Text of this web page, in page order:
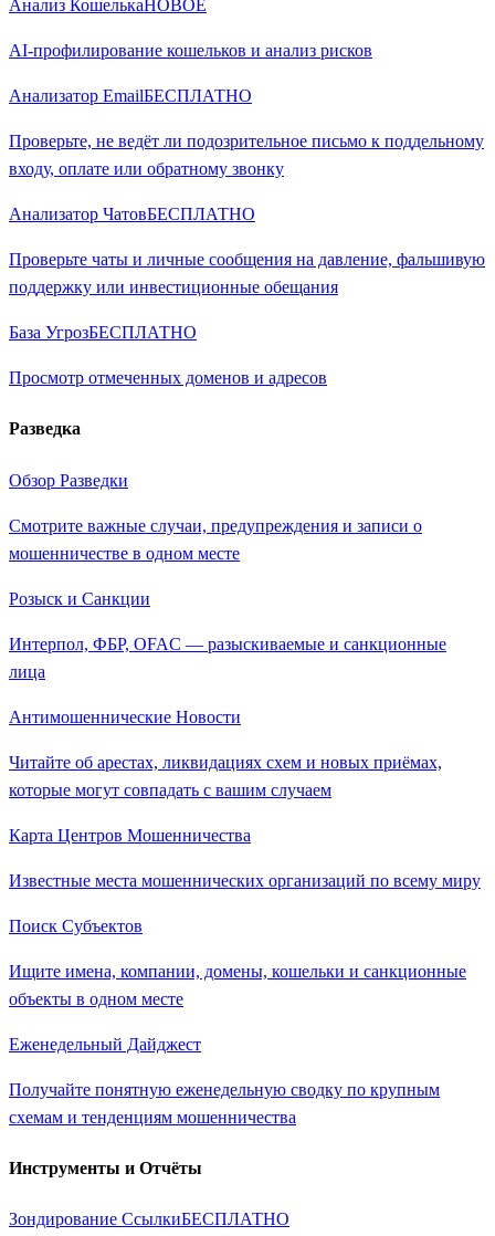
Анализ КошелькаНОВОЕ
AI-профилирование кошельков и анализ рисков
Анализатор EmailБЕСПЛАТНО
Проверьте, не ведёт ли подозрительное письмо к поддельному
входу, оплате или обратному звонку
Анализатор ЧатовБЕСПЛАТНО
Проверьте чаты и личные сообщения на давление, фальшивую
поддержку или инвестиционные обещания
База УгрозБЕСПЛАТНО
Просмотр отмеченных доменов и адресов
Разведка
Обзор Разведки
Смотрите важные случаи, предупреждения и записи о
мошенничестве в одном месте
Розыск и Санкции
Интерпол, ФБР, OFAC — разыскиваемые и санкционные
лица
Антимошеннические Новости
Читайте об арестах, ликвидациях схем и новых приёмах,
которые могут совпадать с вашим случаем
Карта Центров Мошенничества
Известные места мошеннических организаций по всему миру
Поиск Субъектов
Ищите имена, компании, домены, кошельки и санкционные
объекты в одном месте
Еженедельный Дайджест
Получайте понятную еженедельную сводку по крупным
схемам и тенденциям мошенничества
Инструменты и Отчёты
Зондирование СсылкиБЕСПЛАТНО